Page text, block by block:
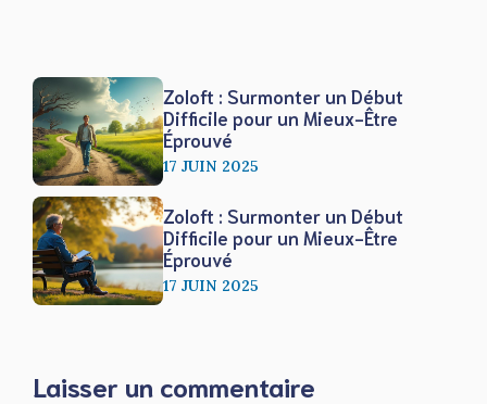
Zoloft : Surmonter un Début
Difficile pour un Mieux-Être
Éprouvé
17 JUIN 2025
Zoloft : Surmonter un Début
Difficile pour un Mieux-Être
Éprouvé
17 JUIN 2025
Laisser un commentaire